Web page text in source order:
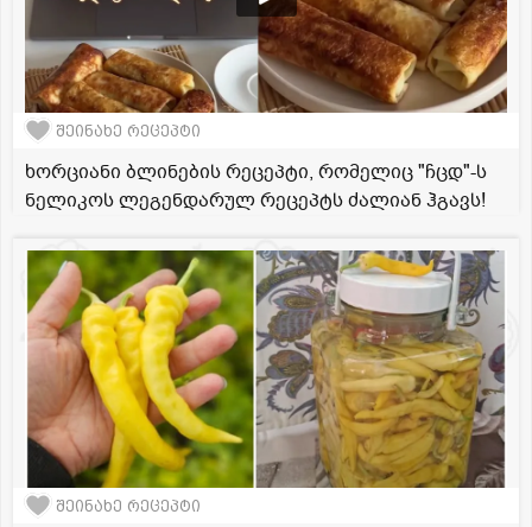
შეინახე რეცეპტი
ხორციანი ბლინების რეცეპტი, რომელიც "ჩცდ"-ს
ნელიკოს ლეგენდარულ რეცეპტს ძალიან ჰგავს!
შეინახე რეცეპტი